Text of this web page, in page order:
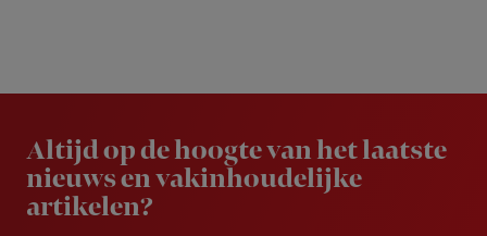
Altijd op de hoogte van het laatste
nieuws en vakinhoudelijke
artikelen?